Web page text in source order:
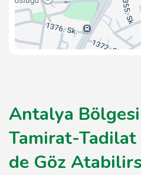
Antalya
Tamirat-
de Göz